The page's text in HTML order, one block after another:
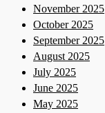
November 2025
October 2025
September 2025
August 2025
July 2025
June 2025
May 2025